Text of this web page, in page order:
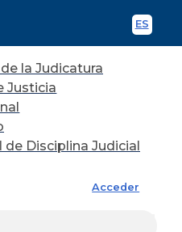
ES
Acceder